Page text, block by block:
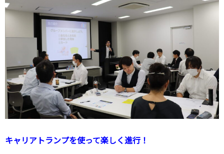
キャリアトランプを使って楽しく進行！